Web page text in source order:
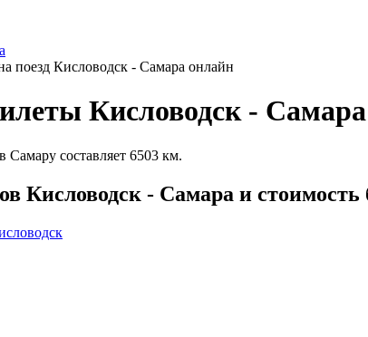
поезд Кисловодск - Самара онлайн
Кисловодск - Самара
Самару составляет 6503 км.
Кисловодск - Самара и стоимость